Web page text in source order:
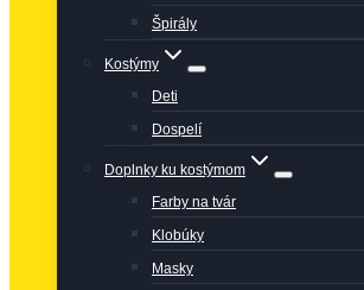
Špirály
Kostýmy
Deti
Dospelí
Doplnky ku kostýmom
Farby na tvár
Klobúky
Masky